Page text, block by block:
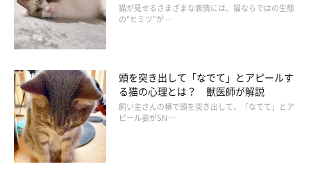
猫が見せるさまざまな表情には、猫ならではの生態
の“ヒミツ”が …
頭を突き出して「なでて」とアピールす
る猫の心理とは？ 獣医師が解説
飼い主さんの横で頭を突き出して、「なでて」とア
ピール姿がSN …